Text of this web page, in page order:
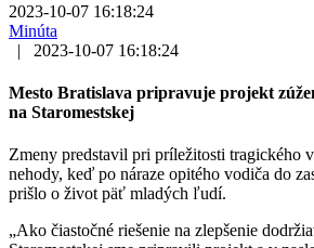
2023-10-07 16:18:24
Minúta
|
2023-10-07 16:18:24
Mesto Bratislava pripravuje projekt
na Staromestskej
Zmeny predstavil pri príležitosti tragického
nehody, keď po náraze opitého vodiča do
prišlo o život päť mladých ľudí.
„Ako čiastočné riešenie na zlepšenie